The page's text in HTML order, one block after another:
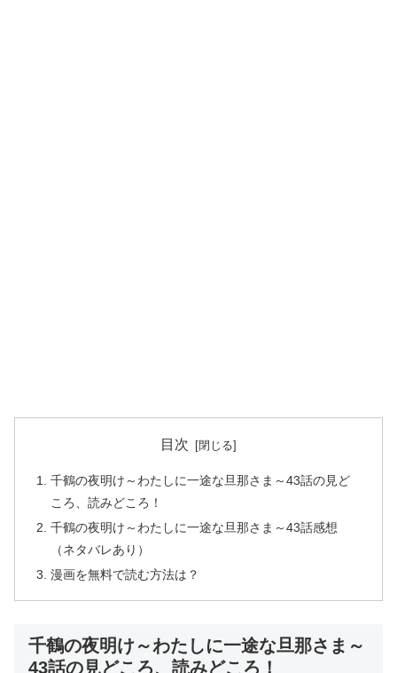
目次
千鶴の夜明け～わたしに一途な旦那さま～43話の見ど
ころ、読みどころ！
千鶴の夜明け～わたしに一途な旦那さま～43話感想
（ネタバレあり）
漫画を無料で読む方法は？
千鶴の夜明け～わたしに一途な旦那さま～
43話の見どころ、読みどころ！